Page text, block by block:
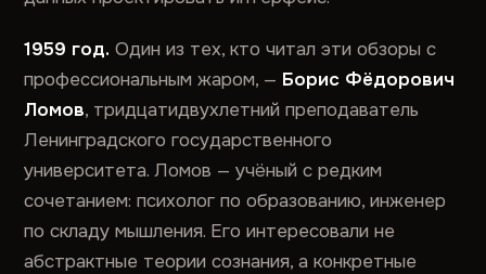
1959 год. Один из тех, кто читал эти обзоры с
профессиональным жаром, — Борис Фёдорович
Ломов, тридцатидвухлетний преподаватель
Ленинградского государственного
университета. Ломов — учёный с редким
сочетанием: психолог по образованию, инженер
по складу мышления. Его интересовали не
абстрактные теории сознания, а конкретные